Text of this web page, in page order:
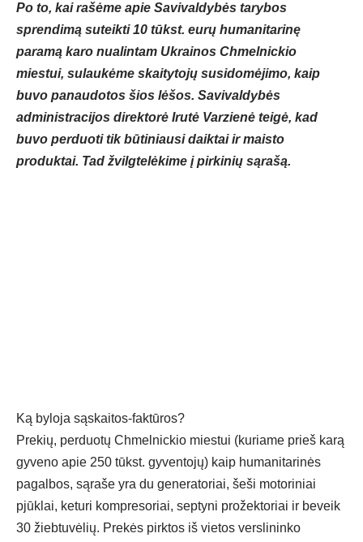
Po to, kai rašėme apie Savivaldybės tarybos
sprendimą suteikti 10 tūkst. eurų humanitarinę
paramą karo nualintam Ukrainos Chmelnickio
miestui, sulaukėme skaitytojų susidomėjimo, kaip
buvo panaudotos šios lėšos. Savivaldybės
administracijos direktorė Irutė Varzienė teigė, kad
buvo perduoti tik būtiniausi daiktai ir maisto
produktai. Tad žvilgtelėkime į pirkinių sąrašą.
Ką byloja sąskaitos-faktūros?
Prekių, perduotų Chmelnickio miestui (kuriame prieš karą
gyveno apie 250 tūkst. gyventojų) kaip humanitarinės
pagalbos, sąraše yra du generatoriai, šeši motoriniai
pjūklai, keturi kompresoriai, septyni prožektoriai ir beveik
30 žiebtuvėlių. Prekės pirktos iš vietos verslininko